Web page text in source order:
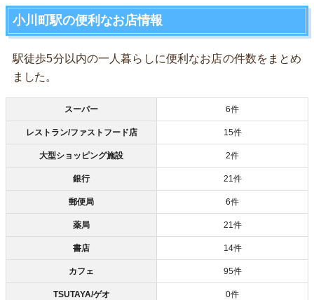
小川町駅の便利なお店情報
駅徒歩5分以内の一人暮らしに便利なお店の件数をまとめ
ました。
スーパー 6件
レストラン/ファストフード店 15件
大型ショッピング施設 2件
銀行 21件
郵便局 6件
薬局 21件
書店 14件
カフェ 95件
TSUTAYA/ゲオ 0件